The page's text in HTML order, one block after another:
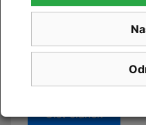
Novinky CUBE 2027 se
Číst článek